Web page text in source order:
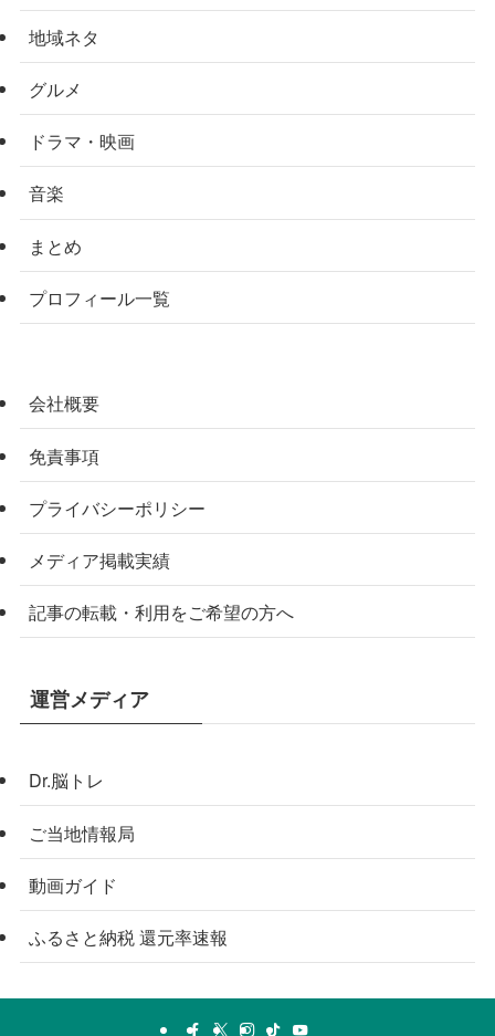
地域ネタ
グルメ
ドラマ・映画
音楽
まとめ
プロフィール一覧
会社概要
免責事項
プライバシーポリシー
メディア掲載実績
記事の転載・利用をご希望の方へ
運営メディア
Dr.脳トレ
ご当地情報局
動画ガイド
ふるさと納税 還元率速報